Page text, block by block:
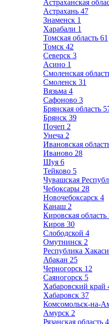
Астраханская
Астрахань 47
Знаменск 1
Харабали 1
Томская область 61
Томск 42
Северск 3
Асино 1
Смоленская
Смоленск 31
Вязьма 4
Сафоново 3
Брянская область
Брянск 39
Почеп 2
Унеча 2
Ивановская
Иваново 28
Шуя 6
Тейково 5
Чувашская
Чебоксары 28
Новочебоксарск 4
Канаш 2
Кировская область
Киров 30
Слободской 4
Омутнинск 2
Республика
Абакан 25
Черногорск 12
Саяногорск 5
Хабаровский край
Хабаровск 37
Комсомольск-на-
Амурск 2
Рязанская область